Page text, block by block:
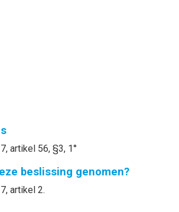
artikel 56, §3, 1°
beslissing genomen?
artikel 2.